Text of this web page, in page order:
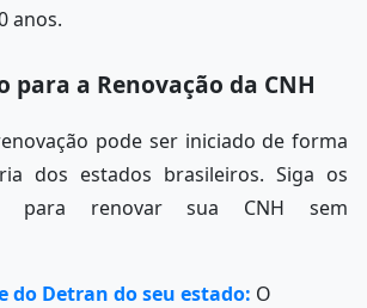
anos.
para a Renovação da CNH
pode ser iniciado de forma
dos estados brasileiros. Siga os
para renovar sua CNH sem
do Detran do seu estado: O